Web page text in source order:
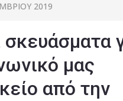
2019
μας
από την